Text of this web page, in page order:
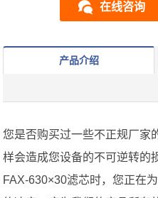
在线咨询
产品介绍
您是否购买过一些不正规厂家
样会造成您设备的不可逆转的
FAX-630×30滤芯时，您正在